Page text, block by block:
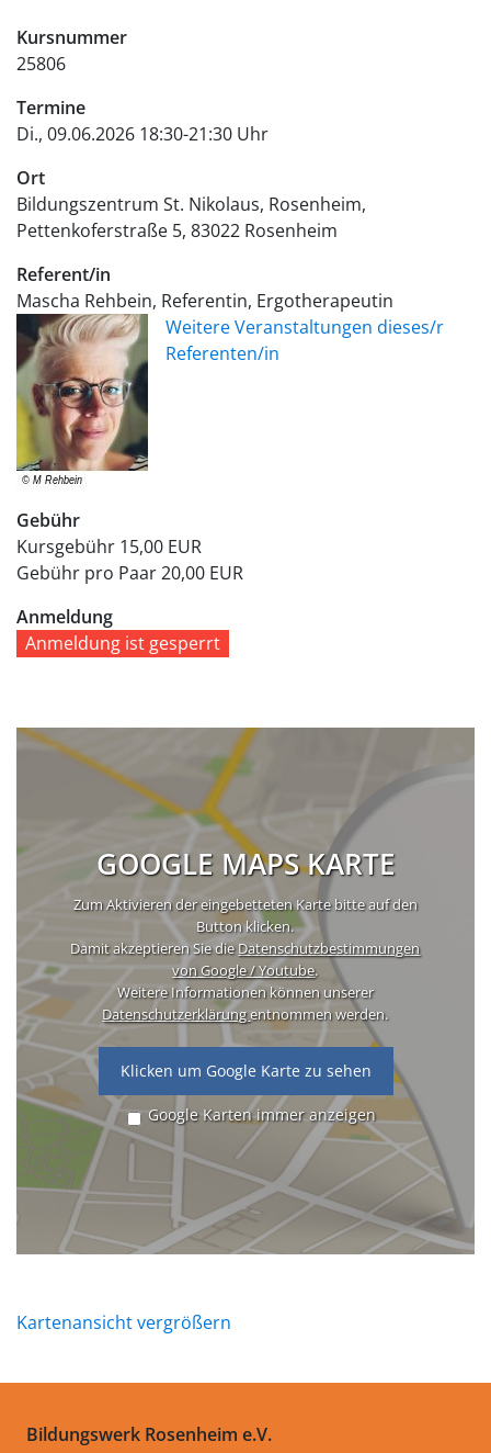
Kursnummer
25806
Termine
Di., 09.06.2026 18:30-21:30 Uhr
Ort
Bildungszentrum St. Nikolaus, Rosenheim
Pettenkoferstraße 5 83022 Rosenheim
Referent/in
Mascha Rehbein, Referentin, Ergotherapeutin
Weitere Veranstaltungen dieses/r
Referenten/in
Gebühr
Kursgebühr 15,00 EUR
Gebühr pro Paar20,00 EUR
Anmeldung
Anmeldung ist gesperrt
GOOGLE MAPS KARTE
Zum Aktivieren der eingebetteten Karte bitte auf den
Button klicken.
Damit akzeptieren Sie dieDatenschutzbestimmungen
von Google / Youtube.
Weitere Informationen können unserer
Datenschutzerklärungentnommen werden.
Klicken um Google Karte zu sehen
Google Karten immer anzeigen
Kartenansicht vergrößern
Bildungswerk Rosenheim e.V.